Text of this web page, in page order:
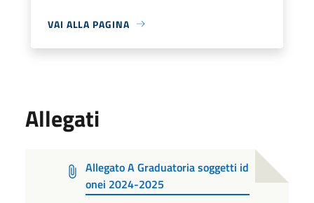
VAI ALLA PAGINA
Allegati
Allegato A Graduatoria soggetti id
onei 2024-2025